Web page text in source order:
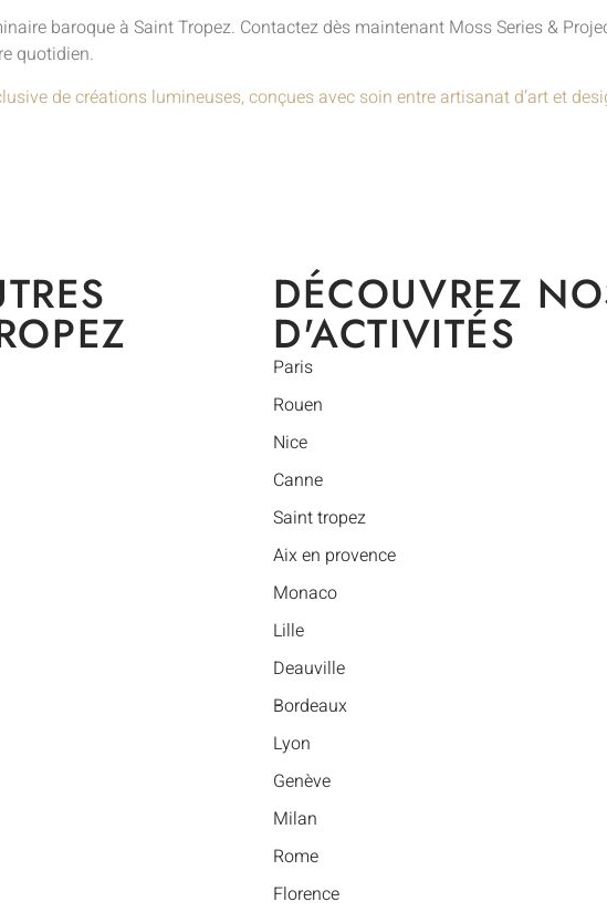
baroque à Saint Tropez. Contactez dès maintenant Moss Series &
quotidien.
de créations lumineuses, conçues avec soin entre artisanat d’art et
DÉCOUVREZ
D'ACTIVITÉS
Paris
Rouen
Nice
Canne
Saint tropez
Aix en provence
Monaco
Lille
Deauville
Bordeaux
Lyon
Genève
Milan
Rome
Florence